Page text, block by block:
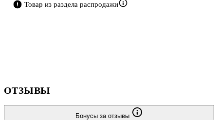
Товар из раздела распродажи
ОТЗЫВЫ
Бонусы за отзывы